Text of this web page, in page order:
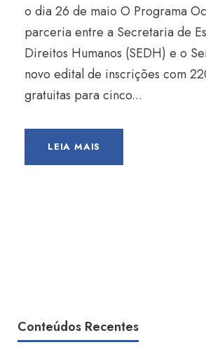
o dia 26 de maio O Programa
parceria entre a Secretaria de
Direitos Humanos (SEDH) e o
novo edital de inscrições com
gratuitas para cinco...
LEIA MAIS
Conteúdos Recentes